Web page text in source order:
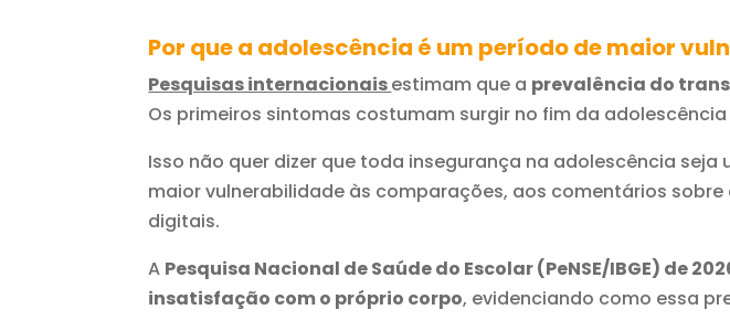
Por que a adolescência é um período de maior
Pesquisas internacionaisestimam que a prevalência do
Os primeiros sintomas costumam surgir no fim da
Isso não quer dizer que toda insegurança na adolescência
maior vulnerabilidade às comparações, aos comentários
digitais.
A Pesquisa Nacional de Saúde do Escolar (PeNSE/IBGE) de
insatisfação com o próprio corpo, evidenciando como essa